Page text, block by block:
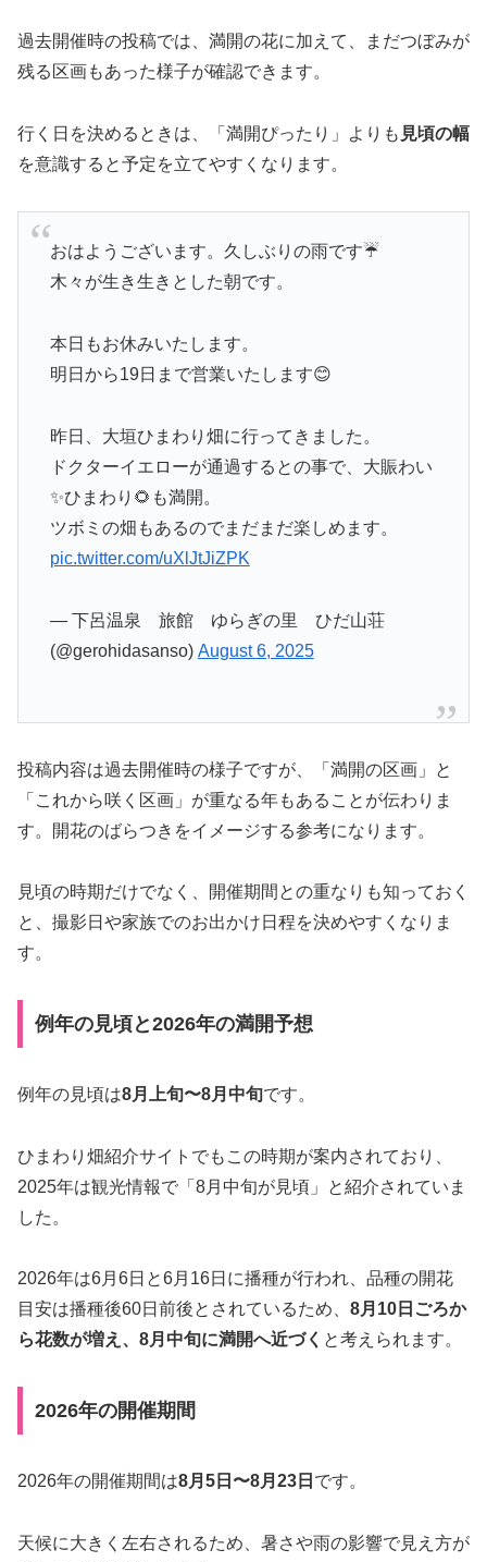
過去開催時の投稿では、満開の花に加えて、まだつぼみが
残る区画もあった様子が確認できます。
行く日を決めるときは、「満開ぴったり」よりも 見頃の幅
を意識すると予定を立てやすくなります。
おはようございます。久しぶりの雨です☔
木々が生き生きとした朝です。
本日もお休みいたします。
明日から19日まで営業いたします😊
昨日、大垣ひまわり畑に行ってきました。
ドクターイエローが通過するとの事で、大賑わい
✨ひまわり🌻も満開。
ツボミの畑もあるのでまだまだ楽しめます。
pic.twitter.com/uXlJtJiZPK
— 下呂温泉 旅館 ゆらぎの里 ひだ山荘
(@gerohidasanso) August 6, 2025
投稿内容は過去開催時の様子ですが、「満開の区画」と
「これから咲く区画」が重なる年もあることが伝わりま
す。開花のばらつきをイメージする参考になります。
見頃の時期だけでなく、開催期間との重なりも知っておく
と、撮影日や家族でのお出かけ日程を決めやすくなりま
す。
例年の見頃と2026年の満開予想
例年の見頃は8月上旬〜8月中旬です。
ひまわり畑紹介サイトでもこの時期が案内されており、
2025年は観光情報で「8月中旬が見頃」と紹介されていま
した。
2026年は6月6日と6月16日に播種が行われ、品種の開花
目安は播種後60日前後とされているため、 8月10日ごろか
ら花数が増え、8月中旬に満開へ近づく と考えられます。
2026年の開催期間
2026年の開催期間は8月5日〜8月23日 です。
天候に大きく左右されるため、暑さや雨の影響で見え方が